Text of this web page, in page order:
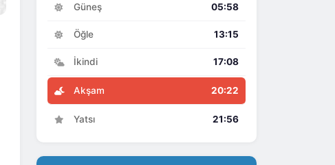
Güneş 05:58
Öğle 13:15
İkindi 17:08
Akşam 20:22
Yatsı 21:56